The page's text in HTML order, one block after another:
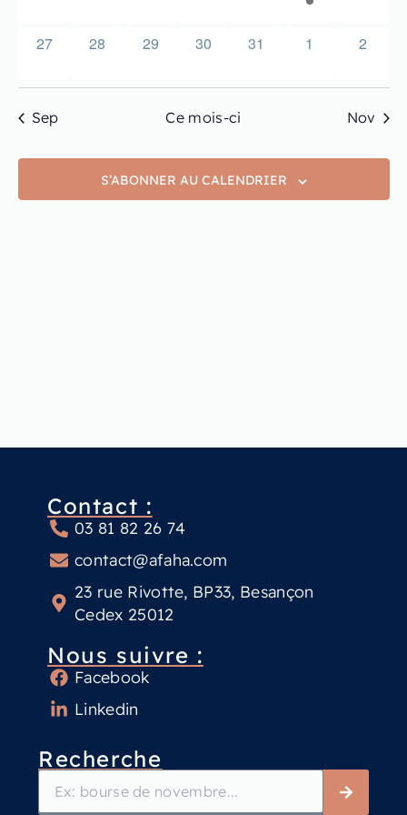
évènement,évènement,
0
27
0
28
0
29
0
30
0
31
0
1
0
2
Sep Ce mois-ci Nov
S’ABONNER AU CALENDRIER
Recherche
Contact :
03 81 82 26 74
contact@afaha.com
23 rue Rivotte, BP33, Besançon
Cedex 25012
Nous suivre :
Facebook
Linkedin